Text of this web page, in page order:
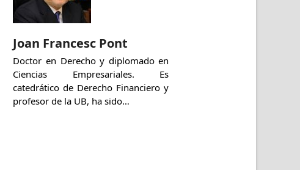
Joan Francesc Pont
Doctor en Derecho y diplomado en
Ciencias Empresariales. Es
catedrático de Derecho Financiero y
profesor de la UB, ha sido…